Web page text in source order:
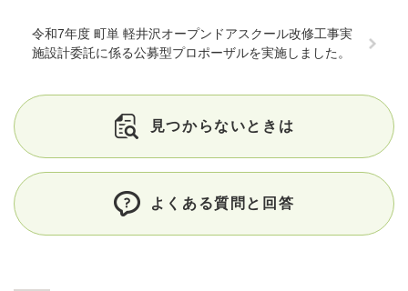
令和7年度 町単 軽井沢オープンドアスクール改修工事実
施設計委託に係る公募型プロポーザルを実施しました。
見つからないときは
よくある質問と回答